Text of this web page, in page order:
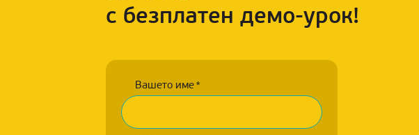
с безплатен демо-урок!
Вашето име *